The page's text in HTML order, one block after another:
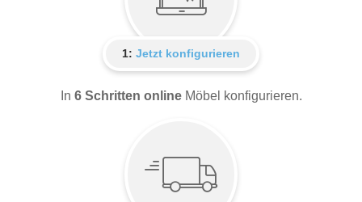
1: Jetzt konfigurieren
In 6 Schritten online Möbel konfigurieren.